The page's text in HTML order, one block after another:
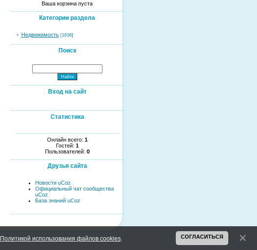
Ваша корзина пуста
Категории раздела
Недвижимость [1636]
Поиск
Вход на сайт
Статистика
Онлайн всего: 1
Гостей: 1
Пользователей: 0
Друзья сайта
Новости uCoz
Официальный чат сообщества
uCoz
База знаний uCoz
Политикой использования файлов cookies СОГЛАСИТЬСЯ